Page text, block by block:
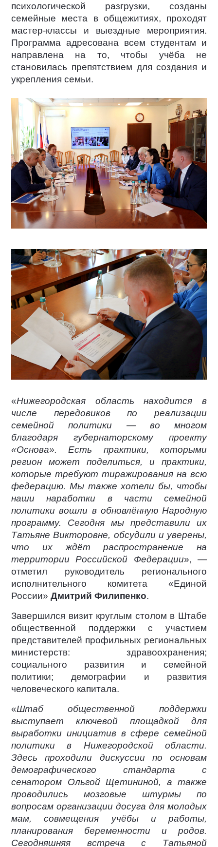
психологической разгрузки, созданы
семейные места в общежитиях, проходят
мастер-классы и выездные мероприятия.
Программа адресована всем студентам и
направлена на то, чтобы учёба не
становилась препятствием для создания и
укрепления семьи.
«Нижегородская область находится в
числе передовиков по реализации
семейной политики — во многом
благодаря губернаторскому проекту
«Основа». Есть практики, которыми
регион может поделиться, и практики,
которые требуют тиражирования на всю
федерацию. Мы также хотели бы, чтобы
наши наработки в части семейной
политики вошли в обновлённую Народную
программу. Сегодня мы представили их
Татьяне Викторовне, обсудили и уверены,
что их ждёт распространение на
территории Российской Федерации», —
отметил руководитель регионального
исполнительного комитета «Единой
России» Дмитрий Филипенко.
Завершился визит круглым столом в Штабе
общественной поддержки с участием
представителей профильных региональных
министерств: здравоохранения;
социального развития и семейной
политики; демографии и развития
человеческого капитала.
«Штаб общественной поддержки
выступает ключевой площадкой для
выработки инициатив в сфере семейной
политики в Нижегородской области.
Здесь проходили дискуссии по основам
демографического стандарта с
сенатором Ольгой Щетининой, а также
проводились мозговые штурмы по
вопросам организации досуга для молодых
мам, совмещения учёбы и работы,
планирования беременности и родов.
Сегодняшняя встреча с Татьяной